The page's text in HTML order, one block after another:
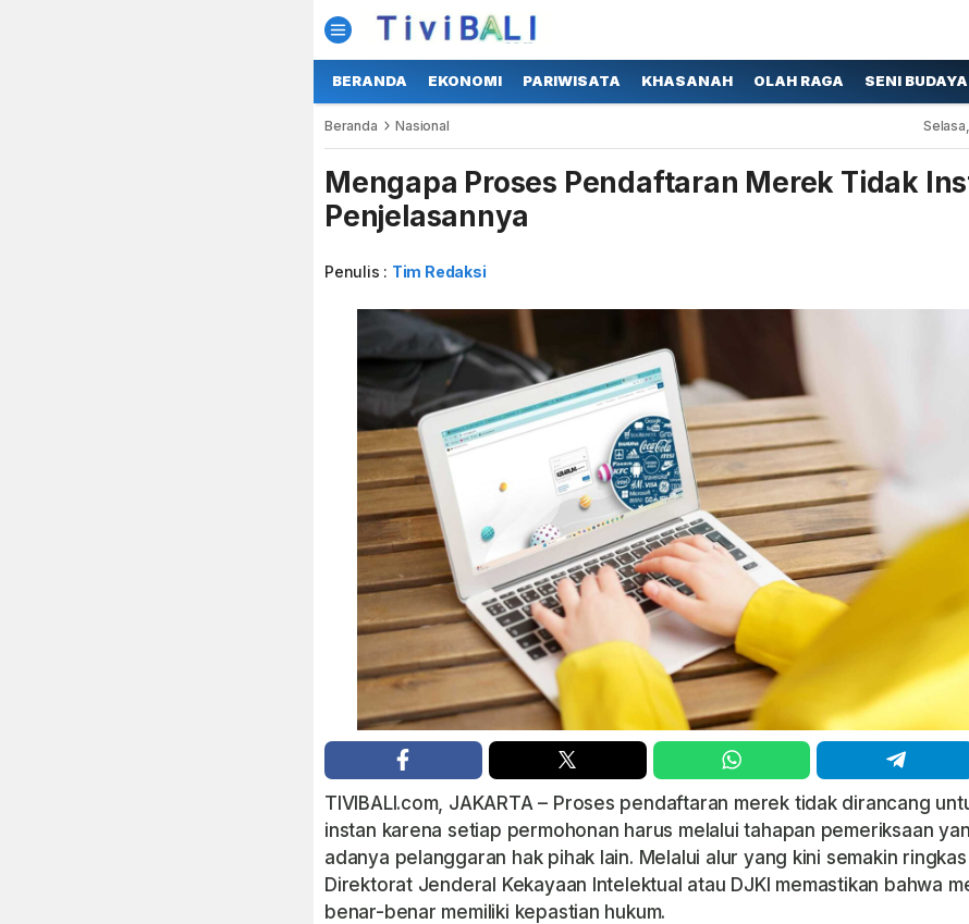
BERANDA EKONOMI PARIWISATA KHASANAH OLAH RAGA SENI BUDAYA
Beranda Nasional
Mengapa Proses Pendaftaran Merek Tidak
Penjelasannya
Penulis : Tim Redaksi
TIVIBALI.com, JAKARTA – Proses pendaftaran merek tidak dirancang
instan karena setiap permohonan harus melalui tahapan pemeriksaan
adanya pelanggaran hak pihak lain. Melalui alur yang kini semakin
Direktorat Jenderal Kekayaan Intelektual atau DJKI memastikan bahwa
benar-benar memiliki kepastian hukum.